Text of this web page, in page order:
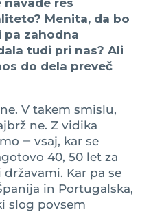
Menita, da bo
pa zahodna
tudi pri nas? Ali
do dela preveč
V takem smislu,
ne. Z vidika
‒ vsaj, kar se
40, 50 let za
Kar pa se
in Portugalska,
slog povsem